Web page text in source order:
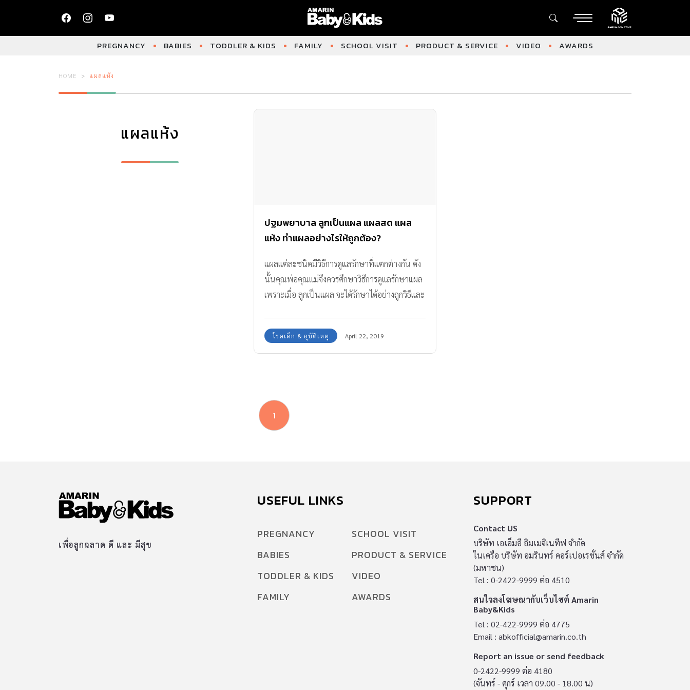
PREGNANCY BABIES TODDLER & KIDS FAMILY SCHOOL VISIT PRODUCT & SERVICE VIDEO AWARDS
HOME แผลแห้ง
แผลแห้ง
ปฐมพยาบาล ลูกเป็นแผล แผลสด แผล
แห้ง ทำแผลอย่างไรให้ถูกต้อง?
แผลแต่ละชนิดมีวิธีการดูแลรักษาที่แตกต่างกัน ดัง
นั้นคุณพ่อคุณแม่จึงควรศึกษาวิธีการดูแลรักษาแผล
เพราะเมื่อ ลูกเป็นแผล จะได้รักษาได้อย่างถูกวิธีและ
โรคเด็ก & อุบัติเหตุ April 22, 2019
1
เพื่อลูกฉลาด ดี และ มีสุข
USEFUL LINKS
PREGNANCY
BABIES
TODDLER & KIDS
FAMILY
SCHOOL VISIT
PRODUCT & SERVICE
VIDEO
AWARDS
SUPPORT
Contact US
บริษัท เอเอ็มอี อิมเมจิเนทีฟ จำกัด
ในเครือ บริษัท อมรินทร์ คอร์เปอเรชั่นส์ จำกัด
(มหาชน)
Tel : 0-2422-9999 ต่อ 4510
สนใจลงโฆษณากับเว็บไซต์ Amarin
Baby&Kids
Tel : 02-422-9999 ต่อ 4775
Email : abkofficial@amarin.co.th
Report an issue or send feedback
0-2422-9999 ต่อ 4180
(จันทร์ - ศุกร์ เวลา 09.00 - 18.00 น)